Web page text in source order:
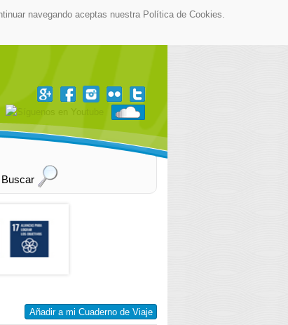
navegando aceptas nuestra Política de Cookies.
Buscar
Añadir a mi Cuaderno de Viaje